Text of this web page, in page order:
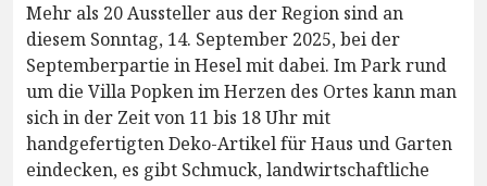
Mehr als 20 Aussteller aus der Region sind an
diesem Sonntag, 14. September 2025, bei der
Septemberpartie in Hesel mit dabei. Im Park rund
um die Villa Popken im Herzen des Ortes kann man
sich in der Zeit von 11 bis 18 Uhr mit
handgefertigten Deko-Artikel für Haus und Garten
eindecken, es gibt Schmuck, landwirtschaftliche